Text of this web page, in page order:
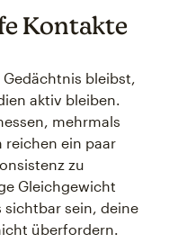
Kontakte
bleibst,
aktiv bleiben.
mehrmals
reichen ein paar
zu
Gleichgewicht
sein, deine
überfordern.